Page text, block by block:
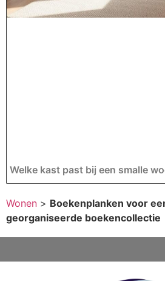
Welke kast past bij een smalle
Wonen > Boekenplanken voor
georganiseerde boekencollectie